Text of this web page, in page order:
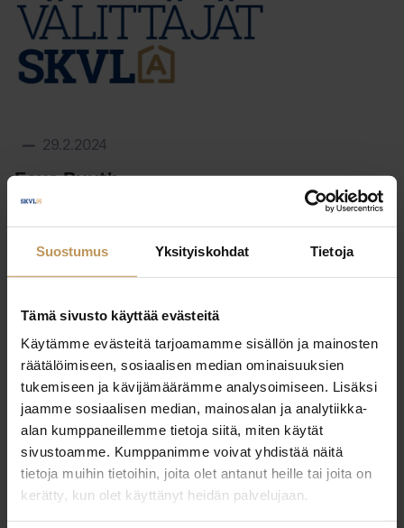
Suostumus Yksityiskohdat Tietoja
Tämä sivusto käyttää evästeitä
Käytämme evästeitä tarjoamamme sisällön ja mainosten
räätälöimiseen, sosiaalisen median ominaisuuksien
tukemiseen ja kävijämäärämme analysoimiseen. Lisäksi
jaamme sosiaalisen median, mainosalan ja analytiikka-
alan kumppaneillemme tietoja siitä, miten käytät
sivustoamme. Kumppanimme voivat yhdistää näitä
tietoja muihin tietoihin, joita olet antanut heille tai joita on
kerätty, kun olet käyttänyt heidän palvelujaan.
29.2.2024
Eeva Ruuth